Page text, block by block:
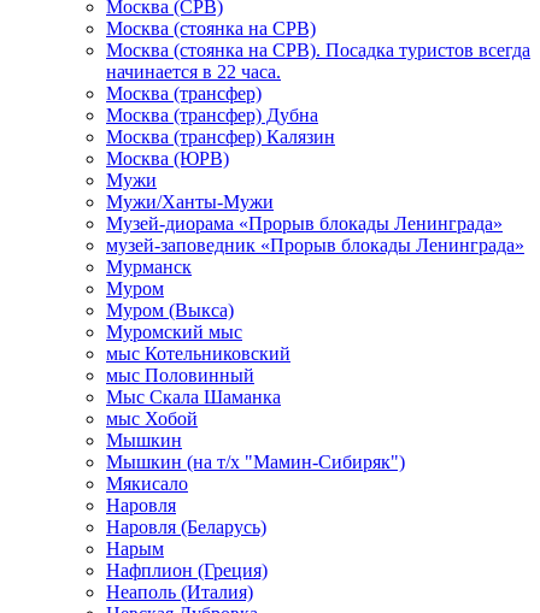
Москва (СРВ)
Москва (стоянка на СРВ)
Москва (стоянка на СРВ). Посадка туристов всегда
начинается в 22 часа.
Москва (трансфер)
Москва (трансфер) Дубна
Москва (трансфер) Калязин
Москва (ЮРВ)
Мужи
Мужи/Ханты-Мужи
Музей-диорама «Прорыв блокады Ленинграда»
музей-заповедник «Прорыв блокады Ленинграда»
Мурманск
Муром
Муром (Выкса)
Муромский мыс
мыс Котельниковский
мыс Половинный
Мыс Скала Шаманка
мыс Хобой
Мышкин
Мышкин (на т/х "Мамин-Сибиряк")
Мякисало
Наровля
Наровля (Беларусь)
Нарым
Нафплион (Греция)
Неаполь (Италия)